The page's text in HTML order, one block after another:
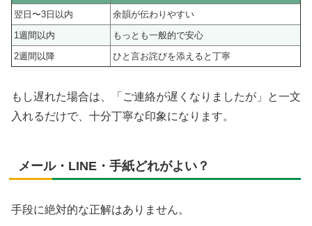
翌日〜3日以内
余韻が伝わりやすい
1週間以内
もっとも一般的で安心
2週間以降
ひと言お詫びを添えると丁寧
もし遅れた場合は、「ご連絡が遅くなりましたが」と一文
入れるだけで、十分丁寧な印象になります。
メール・LINE・手紙どれがよい？
手段に絶対的な正解はありません。